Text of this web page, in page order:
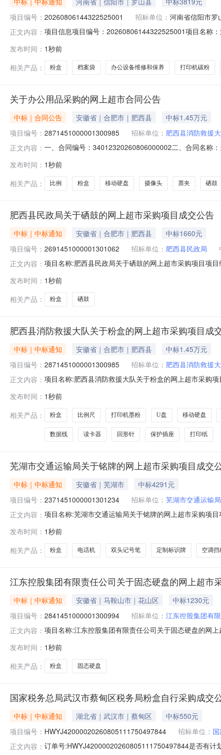
项目编号： 20260806144322525001 招标单位： 河南省信阳市罗
正文内容： 项目信息项目编号：20260806144322525001项目名称
日期：2026-08-0617:08:47备注：商品信息商品名称数
发布时间： 1秒前
相关产品：
粉盒 档案袋 办公设备维修和保养 打印机碳粉
关于办公用品采购的网上超市合同公告
中标｜合同公告 安徽省｜合肥市｜肥西县
中标1.45万元
项目编号： 2871451000001300985 招标单位： 肥西县消防救援
正文内容： 一、合同编号：34012320260806000002二、合同名称
省合肥市安徽省合肥市蜀山区潜山北路499号城市经典
发布时间： 1秒前
相关产品：
比例 粉盒 移动硬盘 摄像头 票夹 硒鼓
肥西县民政局关于硒鼓的网上超市采购项目成交公告
中标｜中标通知 安徽省｜合肥市｜肥西县
中标1660元
项目编号： 2691451000001301062 招标单位： 肥西县民政局
正文内容： 项目名称:肥西县民政局关于硒鼓的网上超市采购项目项
30号三、成交信息交易方式:议价采购成交日期:2026年8
发布时间： 1秒前
相关产品：
粉盒 硒鼓
肥西县消防救援大队关于粉盒的网上超市采购项目成
中标｜中标通知 安徽省｜合肥市｜肥西县
中标1.45万元
项目编号： 2871451000001300985 招标单位： 肥西县消防救援
正文内容： 项目名称:肥西县消防救援大队关于粉盒的网上超市采购
单位地址:/三、成交信息交易方式:议价采购成交日期
发布时间： 1秒前
相关产品：
粉盒 比例尺 打印机墨粉 U盘 移动硬盘
数据线 读卡器 回形针 保护插座 打印纸
芜湖市交通运输局关于铭牌的网上超市采购项目成交
中标｜中标通知 安徽省｜芜湖市
中标4291元
项目编号： 2371451000001301234 招标单位： 芜湖市交通运输局
正文内容： 项目名称:芜湖市交通运输局关于铭牌的网上超市采购项
址:/三、成交信息交易方式:直接采购成交日期:2026年8
发布时间： 1秒前
相关产品：
粉盒 电话机 双头记号笔 定制标识牌 空调挡
江东控股集团有限责任公司关于固态硬盘的网上超市
中标｜中标通知 安徽省｜马鞍山市｜花山区
中标1230元
项目编号： 2841451000001300994 招标单位： 江东控股集团有
正文内容： 项目名称:江东控股集团有限责任公司关于固态硬盘的网
有限责任公司采购单位地址:/三、成交信息交易方式:议
发布时间： 1秒前
相关产品：
粉盒 固态硬盘
国家税务总局武汉市蔡甸区税务局粉盒自行采购成交
中标｜中标通知 湖北省｜武汉市｜蔡甸区
中标550元
项目编号： HWYJ42000020260805111750497844 招标单位：
正文内容： 订单号:HWYJ42000020260805111750497844是否有